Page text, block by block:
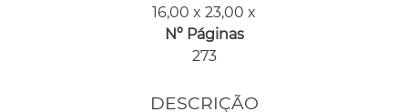
16,00 x 23,00 x
Nº Páginas
273
DESCRIÇÃO